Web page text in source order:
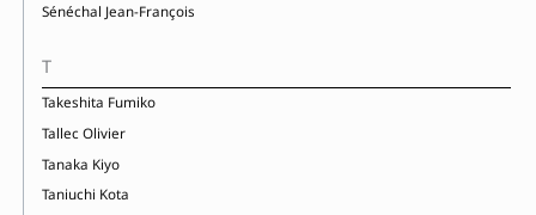
Sénéchal Jean-François
T
Takeshita Fumiko
Tallec Olivier
Tanaka Kiyo
Taniuchi Kota